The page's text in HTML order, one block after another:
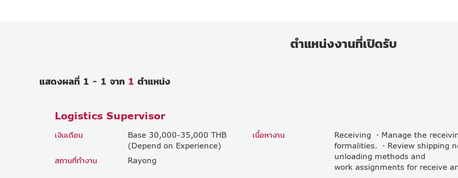
ตำแหน่งงานที่เปิดรับ
แสดงผลที่ 1 - 1 จาก 1 ตำแหน่ง
Logistics Supervisor
เงินเดือน
Base 30,000-35,000 THB
(Depend on Experience)
สถานที่ทำงาน
Rayong
เนื้อหางาน
Receiving ・Manage the
formalities. ・Review shipping
unloading methods and